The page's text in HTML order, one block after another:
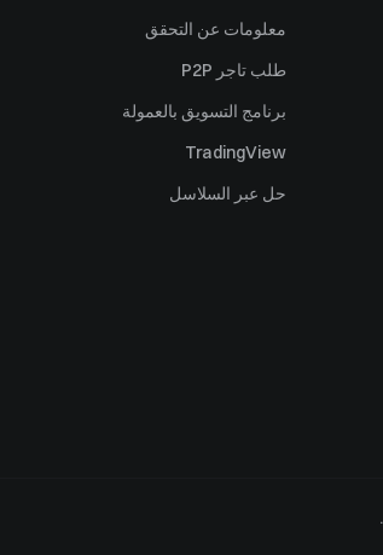
معلومات عن التحقق
طلب تاجر P2P
برنامج التسويق بالعمولة
TradingView
حل عبر السلاسل